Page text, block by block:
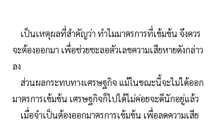
เป็นเหตุผลที่สำคัญว่า ทำไมมาตรการที่เข้มข้น จึงควร
จะต้องออกมา เพื่อช่วยชะลอตัวเลขความเสียหายดังกล่าว
ลง
ส่วนผลกระทบทางเศรษฐกิจ แม้ในขณะนี้จะไม่ได้ออก
มาตรการเข้มข้น เศรษฐกิจก็ไปได้ไม่ค่อยจะดีนักอยู่แล้ว
เมื่อจำเป็นต้องออกมาตรการเข้มข้น เพื่อลดความเสีย